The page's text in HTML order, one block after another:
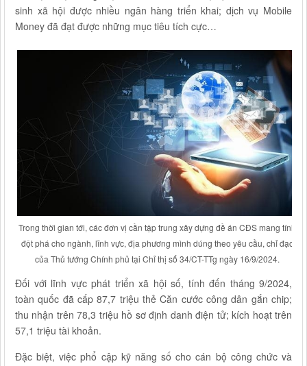
sinh xã hội được nhiều ngân hàng triển khai; dịch vụ Mobile
Money đã đạt được những mục tiêu tích cực…
Trong thời gian tới, các đơn vị cần tập trung xây dựng đề án CĐS mang tính
đột phá cho ngành, lĩnh vực, địa phương mình dúng theo yêu cầu, chỉ đạo
của Thủ tướng Chính phủ tại Chỉ thị số 34/CT-TTg ngày 16/9/2024.
Đối với lĩnh vực phát triển xã hội số, tính đến tháng 9/2024,
toàn quốc đã cấp 87,7 triệu thẻ Căn cước công dân gắn chip;
thu nhận trên 78,3 triệu hồ sơ định danh điện tử; kích hoạt trên
57,1 triệu tài khoản.
Đặc biệt, việc phổ cập kỹ năng số cho cán bộ công chức và